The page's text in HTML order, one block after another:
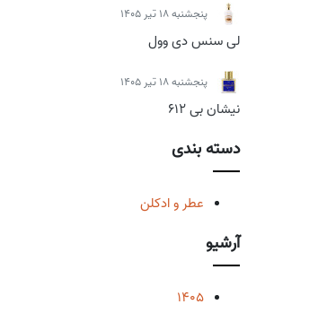
پنجشنبه 18 تیر 1405
لی سنس دی وول
پنجشنبه 18 تیر 1405
نیشان بی 612
دسته بندی
عطر و ادکلن
آرشیو
1405